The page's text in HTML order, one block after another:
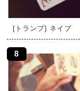
[トランプ] ネイブ